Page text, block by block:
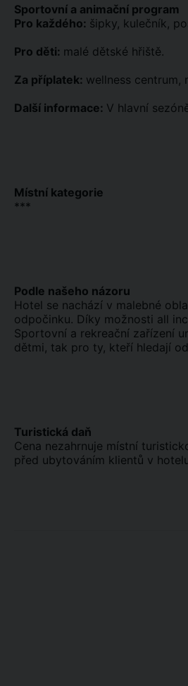
Sportovní a animační program
Pro každého: šipky, kulečník,
Pro děti: malé dětské hřiště.
Za příplatek: wellness centrum,
Další informace: V hlavní
Místní kategorie
***
Podle našeho názoru
Hotel se nachází v malebné
odpočinku. Díky možnosti all
Sportovní a rekreační zařízení
dětmi, tak pro ty, kteří hledají
Turistická daň
Cena nezahrnuje místní
před ubytováním klientů v